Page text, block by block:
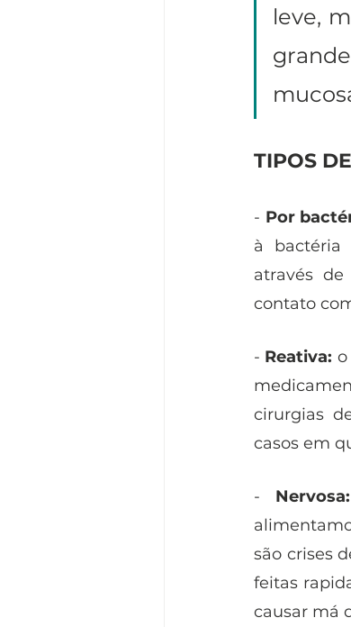
leve,
TIPOS
- Por
à bactéria
através
contato
- Reativa:
cirurgias
casos em
- Nervosa:
são crises
feitas
causar má